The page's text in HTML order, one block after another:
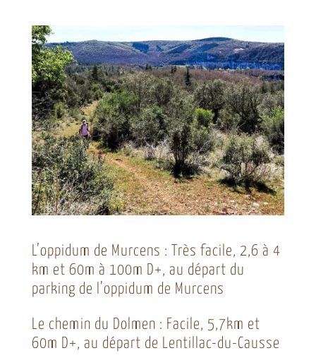
L’oppidum de Murcens : Très facile, 2,6 à 4
km et 60m à 100m D+, au départ du
parking de l’oppidum de Murcens
Le chemin du Dolmen : Facile, 5,7km et
60m D+, au départ de Lentillac-du-Causse